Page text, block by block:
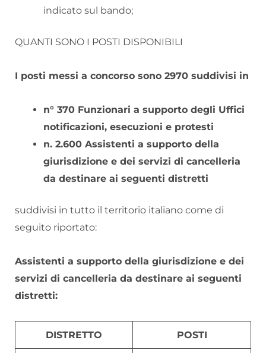
indicato sul bando;
QUANTI SONO I POSTI DISPONIBILI
I posti messi a concorso sono 2970 suddivisi in
n° 370 Funzionari a supporto degli Uffici
notificazioni, esecuzioni e protesti
n. 2.600 Assistenti a supporto della
giurisdizione e dei servizi di cancelleria
da destinare ai seguenti distretti
suddivisi in tutto il territorio italiano come di
seguito riportato:
Assistenti a supporto della giurisdizione e dei
servizi di cancelleria da destinare ai seguenti
distretti:
DISTRETTO POSTI